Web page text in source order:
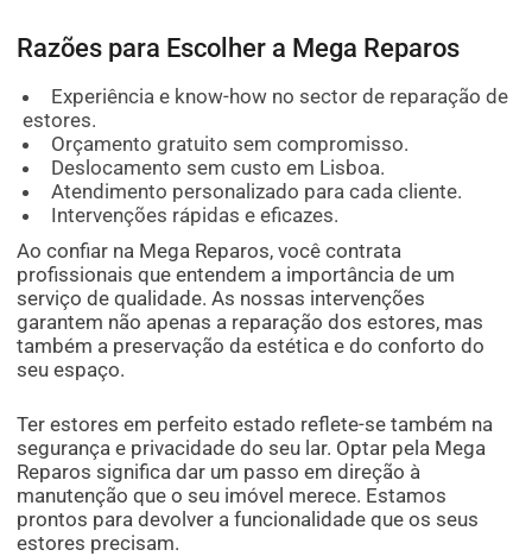
Razões para Escolher a Mega Reparos
Experiência e know-how no sector de reparação de
estores.
Orçamento gratuito sem compromisso.
Deslocamento sem custo em Lisboa.
Atendimento personalizado para cada cliente.
Intervenções rápidas e eficazes.
Ao confiar na Mega Reparos, você contrata
profissionais que entendem a importância de um
serviço de qualidade. As nossas intervenções
garantem não apenas a reparação dos estores, mas
também a preservação da estética e do conforto do
seu espaço.
Ter estores em perfeito estado reflete-se também na
segurança e privacidade do seu lar. Optar pela Mega
Reparos significa dar um passo em direção à
manutenção que o seu imóvel merece. Estamos
prontos para devolver a funcionalidade que os seus
estores precisam.